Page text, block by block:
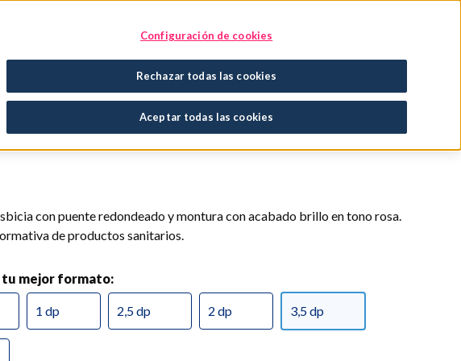
Encuentra tu tratamiento
Aura
con puente redondeado y montura con acabado brillo en tono rosa.
de productos sanitarios.
tu mejor formato:
1 dp 2,5 dp 2 dp 3,5 dp
Configuración de cookies
Rechazar todas las cookies
Aceptar todas las cookies